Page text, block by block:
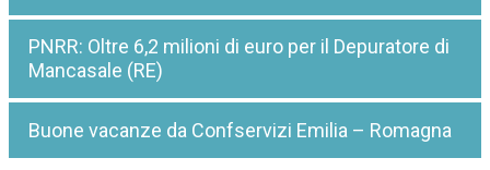
PNRR: Oltre 6,2 milioni di euro per il Depuratore di
Mancasale (RE)
Buone vacanze da Confservizi Emilia – Romagna